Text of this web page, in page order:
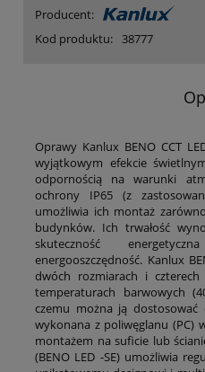
Producent:
Kod produktu: 38777
Oprawy Kanlux BENO CCT
wyjątkowym efekcie
odpornością na warunki
ochrony IP65 (z
umożliwia ich montaż
budynków. Ich trwałość
skuteczność
energooszczędność. Kanlux
dwóch rozmiarach i
temperaturach barwowych
czemu można ją
wykonana z poliwęglanu (PC)
montażem na suficie lub
(BENO LED -SE) umożliwia